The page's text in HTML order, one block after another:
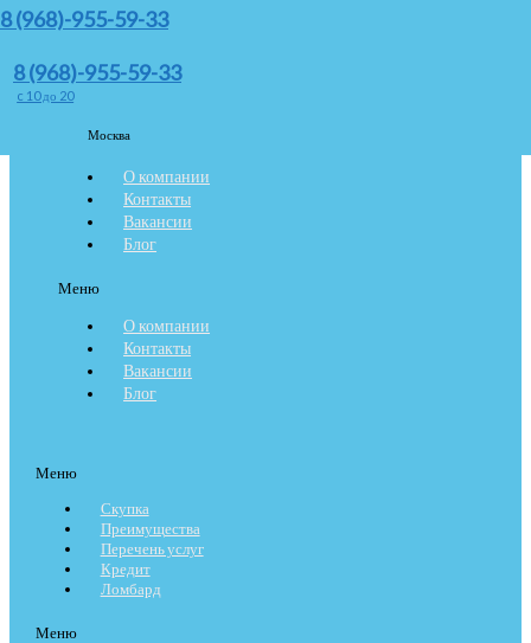
8 (968)-955-59-33
8 (968)-955-59-33
c 10 до 20
Москва
Чеки или иные документы, подтверждающие стоимость
приобретения аудиотехники.
Меню
О компании
Контакты
Вакансии
Блог
Меню
О компании
Контакты
Вакансии
Блог
Меню
Скупка
Преимущества
Перечень услуг
Кредит
Ломбард
Меню